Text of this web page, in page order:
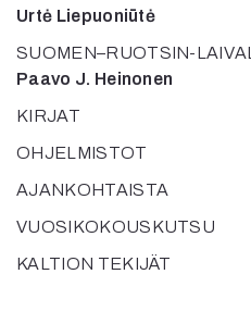
Urtė Liepuoniūtė
SUOMEN–RUOTSIN-
Paavo J. Heinonen
KIRJAT
OHJELMISTOT
AJANKOHTAISTA
VUOSIKOKOUSKUTSU
KALTION TEKIJÄT